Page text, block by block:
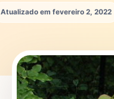
Atualizado em fevereiro 2, 2022